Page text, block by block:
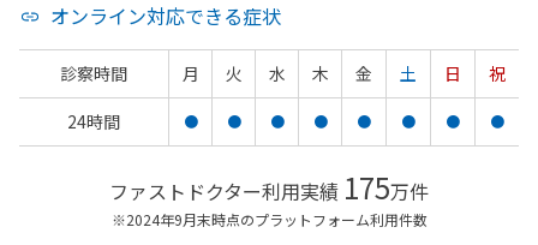
オンライン対応できる症状
診察時間 月 火 水 木 金 土 日
祝
24時間
● ● ● ● ● ● ● ●
ファストドクター利用実績 175万件
※2024年9月末時点のプラットフォーム利用件数